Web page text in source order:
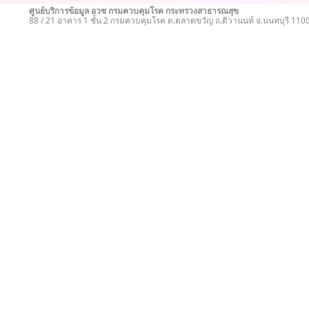
ศูนย์บริการข้อมูล อวช กรมควบคุมโรค กระทรวงสาธารณสุข
88 / 21 อาคาร 1 ชั้น 2 กรมควบคุมโรค ต.ตลาดขวัญ ถ.ติวานนท์ จ.นนทบุรี